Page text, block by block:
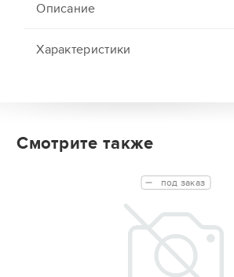
Описание
Характеристики
Смотрите также
под заказ